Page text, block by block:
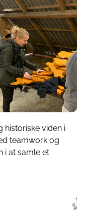
historiske viden i
teamwork og
i at samle et